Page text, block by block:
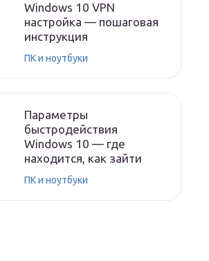
Windows 10 VPN
настройка — пошаговая
инструкция
ПК и ноутбуки
Параметры
быстродействия
Windows 10 — где
находится, как зайти
ПК и ноутбуки